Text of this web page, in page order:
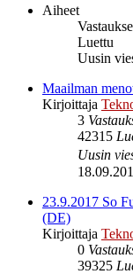
Aiheet
Luettu
Uusin
Maailman
Kirjoittaja
3
42315
Uusin
23.9.2017 So
(DE)
Kirjoittaja
0
39325